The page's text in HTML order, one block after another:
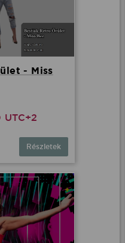
- Miss
Részletek